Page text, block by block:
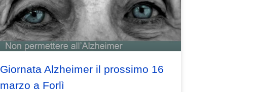
Giornata Alzheimer il prossimo 16
marzo a Forlì